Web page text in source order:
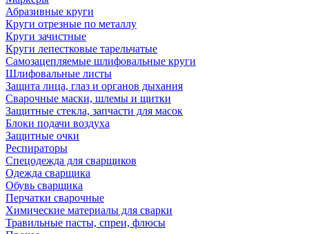
Абразивные круги
Круги отрезные по металлу
Круги зачистные
Круги лепестковые тарельчатые
Самозацепляемые шлифовальные круги
Шлифовальные листы
Защита лица, глаз и органов дыхания
Сварочные маски, шлемы и щитки
Защитные стекла, запчасти для масок
Блоки подачи воздуха
Защитные очки
Респираторы
Спецодежда для сварщиков
Одежда сварщика
Обувь сварщика
Перчатки сварочные
Химические материалы для сварки
Травильные пасты, спреи, флюсы